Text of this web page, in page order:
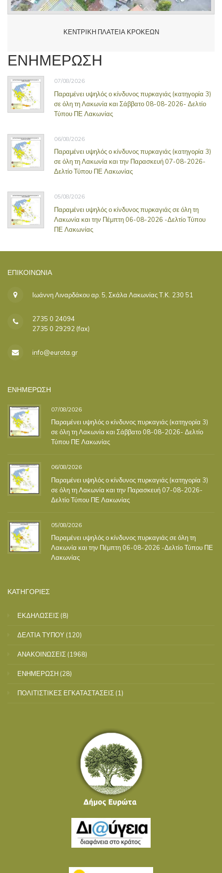
ΚΕΝΤΡΙΚΗ ΠΛΑΤΕΙΑ ΚΡΟΚΕΩΝ
ΕΝΗΜΕΡΩΣΗ
07/08/2026
Παραμένει υψηλός ο κίνδυνος πυρκαγιάς (κατηγορία 3)
σε όλη τη Λακωνία και Σάββατο 08-08-2026- Δελτίο
Τύπου ΠΕ Λακωνίας
06/08/2026
Παραμένει υψηλός ο κίνδυνος πυρκαγιάς (κατηγορία 3)
σε όλη τη Λακωνία και την Παρασκευή 07-08-2026-
Δελτίο Τύπου ΠΕ Λακωνίας
05/08/2026
Παραμένει υψηλός ο κίνδυνος πυρκαγιάς σε όλη τη
Λακωνία και την Πέμπτη 06-08-2026 -Δελτίο Τύπου
ΠΕ Λακωνίας
ΕΠΙΚΟΙΝΩΝΊΑ
Ιωάννη Λιναρδάκου αρ. 5, Σκάλα Λακωνίας Τ.Κ. 230 51
2735 0 24094
2735 0 29292 (fax)
info@eurota.gr
ΕΝΗΜΕΡΩΣΗ
07/08/2026
Παραμένει υψηλός ο κίνδυνος πυρκαγιάς (κατηγορία 3)
σε όλη τη Λακωνία και Σάββατο 08-08-2026- Δελτίο
Τύπου ΠΕ Λακωνίας
06/08/2026
Παραμένει υψηλός ο κίνδυνος πυρκαγιάς (κατηγορία 3)
σε όλη τη Λακωνία και την Παρασκευή 07-08-2026-
Δελτίο Τύπου ΠΕ Λακωνίας
05/08/2026
Παραμένει υψηλός ο κίνδυνος πυρκαγιάς σε όλη τη
Λακωνία και την Πέμπτη 06-08-2026 -Δελτίο Τύπου ΠΕ
Λακωνίας
ΚΑΤΗΓΟΡΙΕΣ
ΕΚΔΗΛΩΣΕΙΣ (8)
ΔΕΛΤΙΑ ΤΥΠΟΥ (120)
ΑΝΑΚΟΙΝΩΣΕΙΣ (1968)
ΕΝΗΜΕΡΩΣΗ (28)
ΠΟΛΙΤΙΣΤΙΚΕΣ ΕΓΚΑΤΑΣΤΑΣΕΙΣ (1)